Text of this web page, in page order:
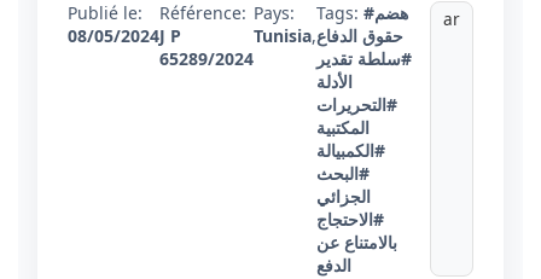
Publié le:
08/05/2024
Référence:
J P
65289/2024
Pays:
Tunisia,
Tags: #هضم
حقوق الدفاع
#سلطة تقدير
الأدلة
#التحريرات
المكتبية
#الكمبيالة
#البحث
الجزائي
#الاحتجاج
بالامتناع عن
الدفع
ar